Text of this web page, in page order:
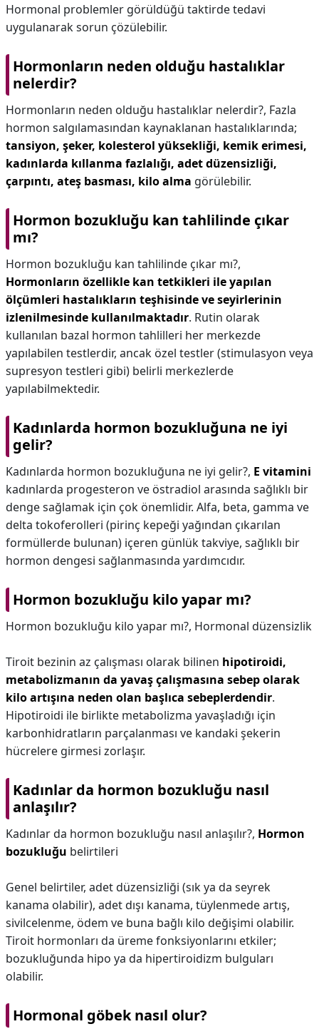
Hormonal problemler görüldüğü taktirde tedavi
uygulanarak sorun çözülebilir.
Hormonların neden olduğu hastalıklar
nelerdir?
Hormonların neden olduğu hastalıklar nelerdir?, Fazla
hormon salgılamasından kaynaklanan hastalıklarında;
tansiyon, şeker, kolesterol yüksekliği, kemik erimesi,
kadınlarda kıllanma fazlalığı, adet düzensizliği,
çarpıntı, ateş basması, kilo alma görülebilir.
Hormon bozukluğu kan tahlilinde çıkar
mı?
Hormon bozukluğu kan tahlilinde çıkar mı?,
Hormonların özellikle kan tetkikleri ile yapılan
ölçümleri hastalıkların teşhisinde ve seyirlerinin
izlenilmesinde kullanılmaktadır. Rutin olarak
kullanılan bazal hormon tahlilleri her merkezde
yapılabilen testlerdir, ancak özel testler (stimulasyon veya
supresyon testleri gibi) belirli merkezlerde
yapılabilmektedir.
Kadınlarda hormon bozukluğuna ne iyi
gelir?
Kadınlarda hormon bozukluğuna ne iyi gelir?, E vitamini
kadınlarda progesteron ve östradiol arasında sağlıklı bir
denge sağlamak için çok önemlidir. Alfa, beta, gamma ve
delta tokoferolleri (pirinç kepeği yağından çıkarılan
formüllerde bulunan) içeren günlük takviye, sağlıklı bir
hormon dengesi sağlanmasında yardımcıdır.
Hormon bozukluğu kilo yapar mı?
Hormon bozukluğu kilo yapar mı?, Hormonal düzensizlik
Tiroit bezinin az çalışması olarak bilinen hipotiroidi,
metabolizmanın da yavaş çalışmasına sebep olarak
kilo artışına neden olan başlıca sebeplerdendir.
Hipotiroidi ile birlikte metabolizma yavaşladığı için
karbonhidratların parçalanması ve kandaki şekerin
hücrelere girmesi zorlaşır.
Kadınlar da hormon bozukluğu nasıl
anlaşılır?
Kadınlar da hormon bozukluğu nasıl anlaşılır?, Hormon
bozukluğu belirtileri
Genel belirtiler, adet düzensizliği (sık ya da seyrek
kanama olabilir), adet dışı kanama, tüylenmede artış,
sivilcelenme, ödem ve buna bağlı kilo değişimi olabilir.
Tiroit hormonları da üreme fonksiyonlarını etkiler;
bozukluğunda hipo ya da hipertiroidizm bulguları
olabilir.
Hormonal göbek nasıl olur?